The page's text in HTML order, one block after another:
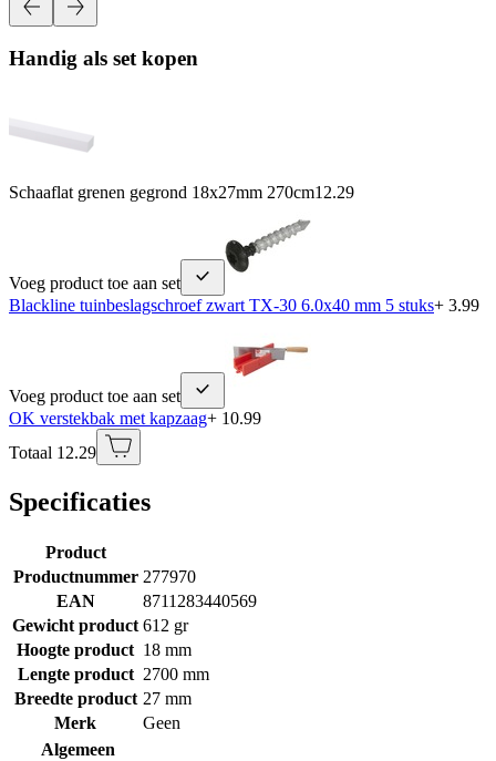
Handig als set kopen
Schaaflat grenen gegrond 18x27mm 270cm12.29
Voeg product toe aan set
Blackline tuinbeslagschroef zwart TX-30 6.0x40 mm 5 stuks+ 3.99
Voeg product toe aan set
OK verstekbak met kapzaag+ 10.99
Totaal 12.29
Specificaties
Product
Productnummer 277970
EAN
8711283440569
Gewicht product 612 gr
Hoogte product 18 mm
Lengte product 2700 mm
Breedte product 27 mm
Merk
Geen
Algemeen